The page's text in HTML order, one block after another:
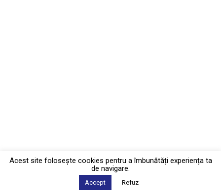
Acest site foloseşte cookies pentru a îmbunătăți experiența ta
de navigare.
Accept Refuz